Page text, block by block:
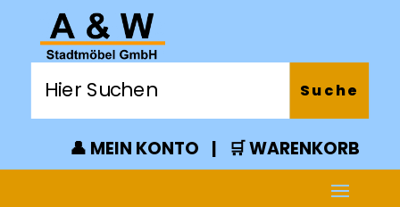
👤 MEIN KONTO | 🛒 WARENKORB